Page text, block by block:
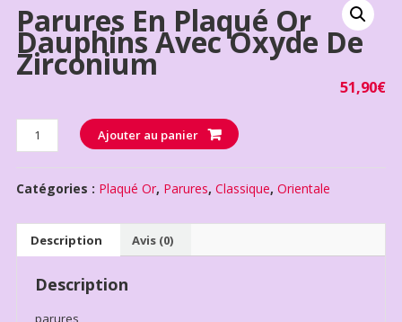
Parures En Plaqué Or
Dauphins Avec Oxyde De
Zirconium
51,90€
Quantité Ajouter au panier
Catégories : Plaqué Or, Parures, Classique, Orientale
Description Avis (0)
Description
parures